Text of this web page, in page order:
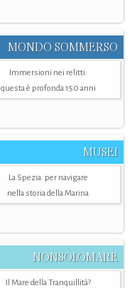
MONDO SOMMERSO
Immersioni nei relitti:
questa è profonda 150 anni
MUSEI
La Spezia. per navigare
nella storia della Marina
NONSOLOMARE
Il Mare della Tranquillità?